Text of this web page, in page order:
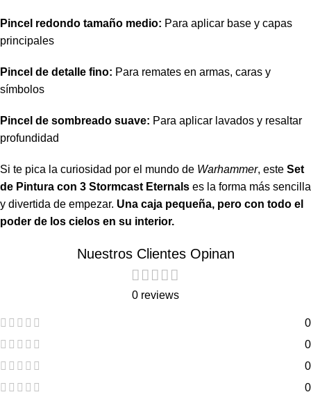
Pincel redondo tamaño medio: Para aplicar base y capas
principales
Pincel de detalle fino: Para remates en armas, caras y
símbolos
Pincel de sombreado suave: Para aplicar lavados y resaltar
profundidad
Si te pica la curiosidad por el mundo de Warhammer, este Set
de Pintura con 3 Stormcast Eternals es la forma más sencilla
y divertida de empezar. Una caja pequeña, pero con todo el
poder de los cielos en su interior.
Nuestros Clientes Opinan
0 reviews
0
0
0
0